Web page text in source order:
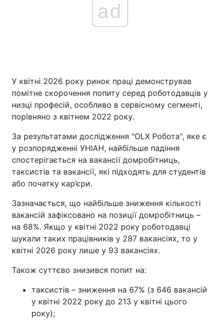
ad
У квітні 2026 року ринок праці демонстрував
помітне скорочення попиту серед роботодавців у
низці професій, особливо в сервісному сегменті,
порівняно з квітнем 2022 року.
За результатами дослідження "OLX Робота", яке є
у розпорядженні УНІАН, найбільше падіння
спостерігається на вакансії домробітниць,
таксистів та вакансії, які підходять для студентів
або початку кар’єри.
Зазначається, що найбільше зниження кількості
вакансій зафіксовано на позиції домробітниць –
на 68%. Якщо у квітні 2022 року роботодавці
шукали таких працівників у 287 вакансіях, то у
квітні 2026 року лише у 93 вакансіях.
Також суттєво знизився попит на:
таксистів – зниження на 67% (з 646 вакансій
у квітні 2022 року до 213 у квітні цього
року);